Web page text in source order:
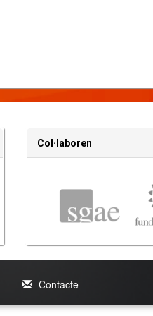
Col·laboren
- Contacte